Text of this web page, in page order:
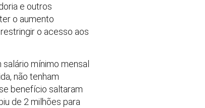
e outros
o aumento
o acesso aos
mínimo mensal
não tenham
benefício saltaram
de 2 milhões para